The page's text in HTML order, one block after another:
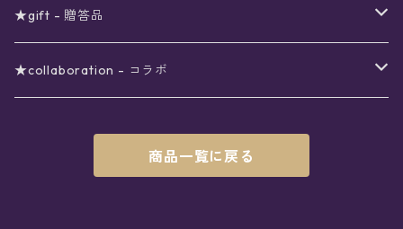
〜6000円
〜7000円
アロマスプレー
夜空の星月
扇子(うちわ)
インテリア
月
星
月
ネックレス
星
チョーカー
ブレスレット
スター
フラワー
トップス
ブラウス
ボトムス
レックウォーマー
珈琲
紅茶
★gift - 贈答品
ラッピング用オプション
バレンタインギフト
★collaboration - コラボ
Stellatium(姉妹店委託)
商品一覧に戻る